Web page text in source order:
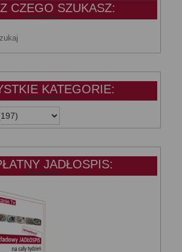
CZEGO SZUKASZ:
KATEGORIE:
JADŁOSPIS: